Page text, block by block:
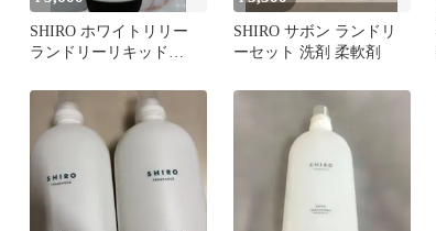
SHIRO ホワイトリリー
ランドリーリキッド
SHIRO サボン ランドリ
ーセット 洗剤 柔軟剤